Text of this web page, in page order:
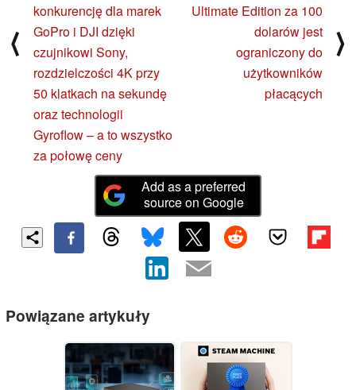
⟨
konkurencję dla marek
GoPro i DJI dzięki
czujnikowi Sony,
rozdzielczości 4K przy
50 klatkach na sekundę
oraz technologii
Gyroflow – a to wszystko
za połowę ceny
Ultimate Edition za 100
dolarów jest
ograniczony do
użytkowników
płacących
⟩
Add as a preferred
source on Google
Powiązane artykuły